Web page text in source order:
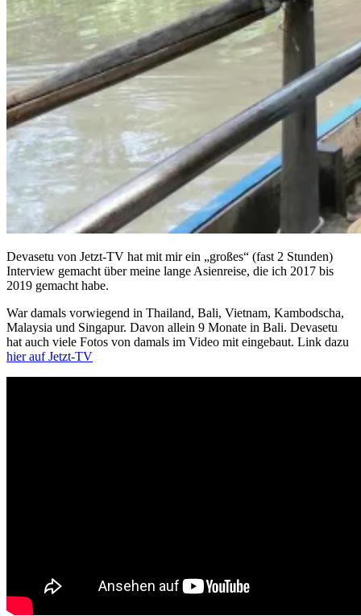
Devasetu von Jetzt-TV hat mit mir ein „großes“ (fast 2 Stunden)
Interview gemacht über meine lange Asienreise, die ich 2017 bis
2019 gemacht habe.
War damals vorwiegend in Thailand, Bali, Vietnam, Kambodscha,
Malaysia und Singapur. Davon allein 9 Monate in Bali. Devasetu
hat auch viele Fotos von damals im Video mit eingebaut. Link dazu
hier auf Jetzt-TV